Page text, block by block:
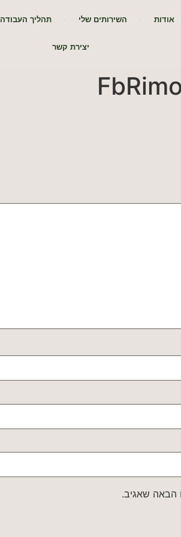
אודות השירותים שלי תהליך העבודה
יצירת קשר
הבאה שאגיב.